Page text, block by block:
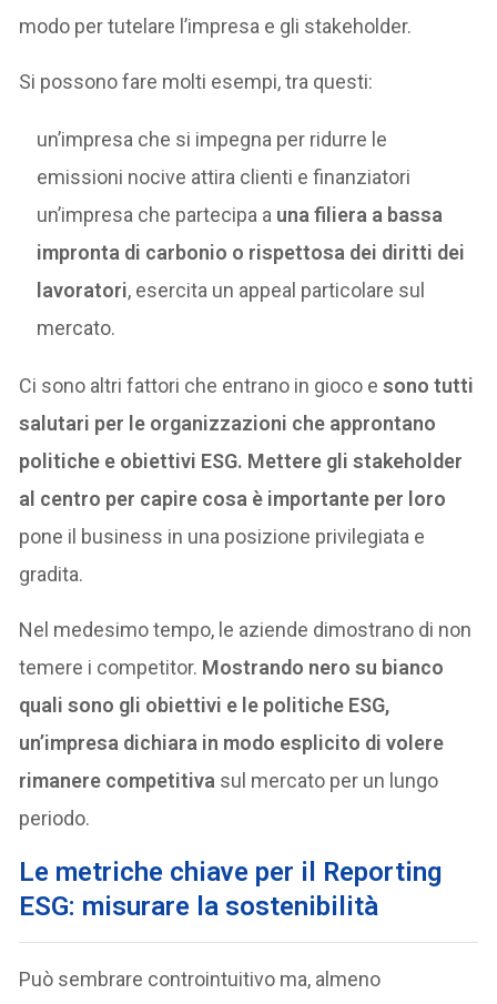
modo per tutelare l’impresa e gli stakeholder.
Si possono fare molti esempi, tra questi:
un’impresa che si impegna per ridurre le
emissioni nocive attira clienti e finanziatori
un’impresa che partecipa a una filiera a bassa
impronta di carbonio o rispettosa dei diritti dei
lavoratori, esercita un appeal particolare sul
mercato.
Ci sono altri fattori che entrano in gioco esono tutti
salutari per le organizzazioni che approntano
politiche e obiettivi ESG. Mettere gli stakeholder
al centro per capire cosa è importante per loro
pone il business in una posizione privilegiata e
gradita.
Nel medesimo tempo, le aziende dimostrano di non
temere i competitor. Mostrando nero su bianco
quali sono gli obiettivi e le politiche ESG,
un’impresa dichiara in modo esplicito di volere
rimanere competitiva sul mercato per un lungo
periodo.
Le metriche chiave per il Reporting
ESG: misurare la sostenibilità
Può sembrare controintuitivo ma, almeno